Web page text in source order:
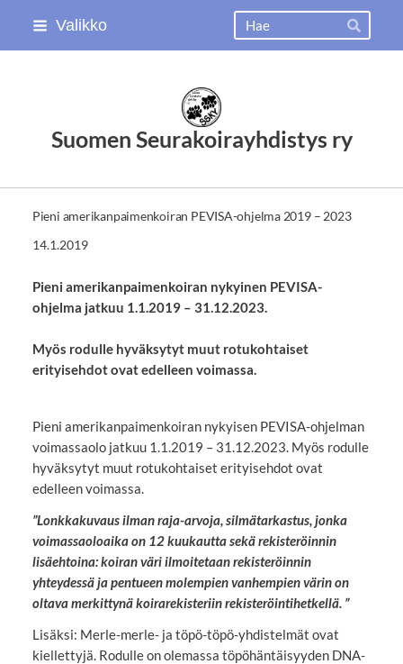
Siirry
Valikko
Hae
Suomen Seurakoirayhdistys ry
Pieni amerikanpaimenkoiran PEVISA-ohjelma 2019 – 2023
14.1.2019
Pieni amerikanpaimenkoiran nykyinen PEVISA-
ohjelma jatkuu 1.1.2019 – 31.12.2023.
Myös rodulle hyväksytyt muut rotukohtaiset
erityisehdot ovat edelleen voimassa.
Pieni amerikanpaimenkoiran nykyisen PEVISA-ohjelman
voimassaolo jatkuu 1.1.2019 – 31.12.2023. Myös rodulle
hyväksytyt muut rotukohtaiset erityisehdot ovat
edelleen voimassa.
”Lonkkakuvaus ilman raja-arvoja, silmätarkastus, jonka
voimassaoloaika on 12 kuukautta sekä rekisteröinnin
lisäehtoina: koiran väri ilmoitetaan rekisteröinnin
yhteydessä ja pentueen molempien vanhempien värin on
oltava merkittynä koirarekisteriin rekisteröintihetkellä. ”
Lisäksi: Merle-merle- ja töpö-töpö-yhdistelmät ovat
kiellettyjä. Rodulle on olemassa töpöhäntäisyyden DNA-